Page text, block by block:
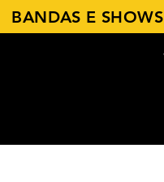
BANDAS E SHOWS